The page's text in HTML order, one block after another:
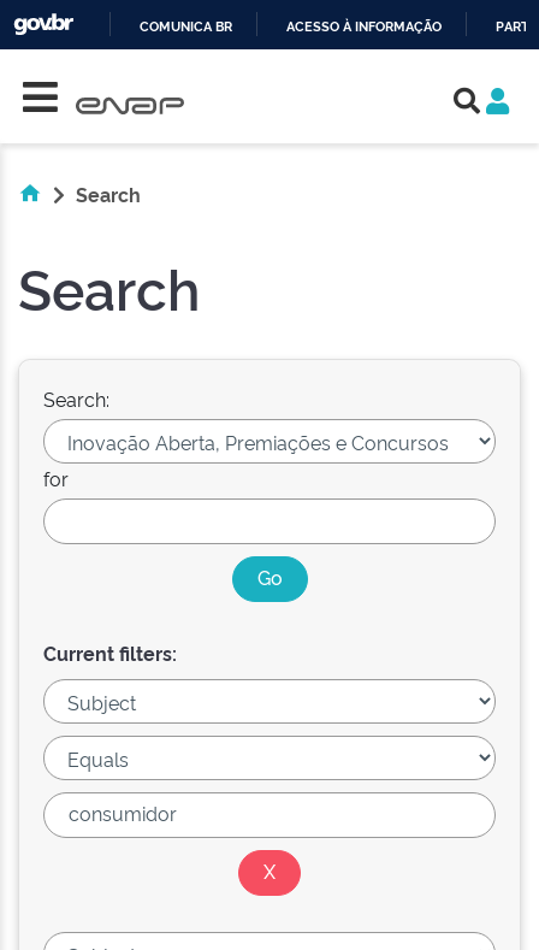
COMUNICA BR ACESSO À INFORMAÇÃO
Search
Search
Search:
for
Current filters: